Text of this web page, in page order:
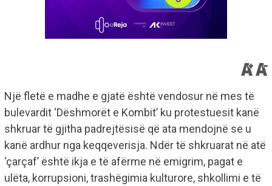
Një fletë e madhe e gjatë është vendosur në mes të
bulevardit ‘Dëshmorët e Kombit’ ku protestuesit kanë
shkruar të gjitha padrejtësisë që ata mendojnë se u
kanë ardhur nga keqqeverisja. Ndër të shkruarat në atë
‘çarçaf’ është ikja e të afërme në emigrim, pagat e
ulëta, korrupsioni, trashëgimia kulturore, shkollimi e të